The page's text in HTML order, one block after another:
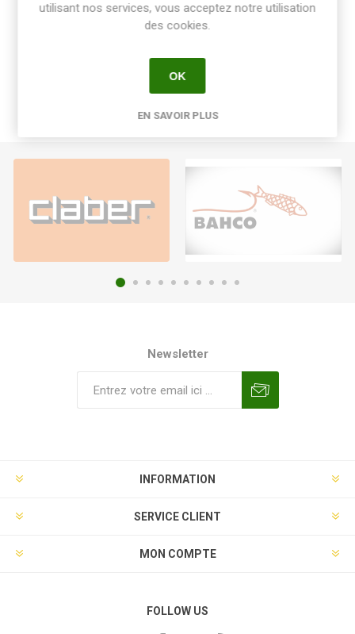
Share:
Newsletter
INFORMATION
SERVICE CLIENT
MON COMPTE
FOLLOW US
utilisant nos services, vous acceptez notre utilisation
des cookies.
OK
EN SAVOIR PLUS